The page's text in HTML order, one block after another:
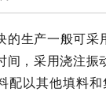
的生产一般可采
间，采用浇注
配以其他填料